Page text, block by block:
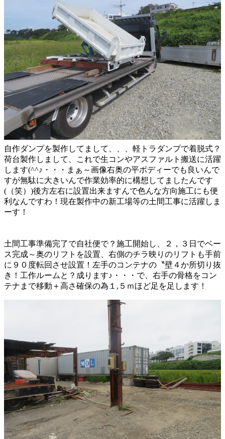
自作ダンプを製作してまして、、、軽トラダンプで着脱式？
荷台製作しまして、これで生コンやアスファルト搬送に活躍
します(^^♪・・・まぁ～画像右奥の平ボディーでも良いんで
すが無駄に大きいんで作業効率的に構想してましたんです
(（笑）)後方左右に設置出来ますんで色んな方向施工にも便
利なんですわ！現在製作中の新工場等の土間工事に活躍しま
ーす！
土間工事準備完了で自社便で？施工開始し、２，３日でベー
ス完成～奥のリフトを設置、右側のチラ映りのリフトも手前
に９０度転回させ設置！左手のコンテナの〝壁４か所切り抜
き！工作ルームと？成ります♪・・・で、右手の骨格をコン
テナまで移動＋高さ確保の為１,５ｍほど足を足します！